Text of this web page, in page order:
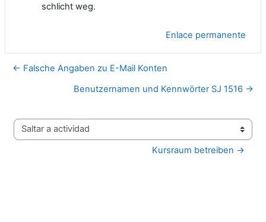
schlicht weg.
Enlace permanente
← Falsche Angaben zu E-Mail Konten
Benutzernamen und Kennwörter SJ 1516 →
Saltar a actividad
Kursraum betreiben →